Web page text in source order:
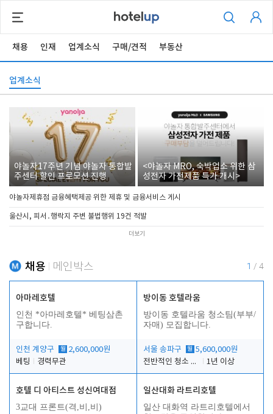
채용 인재 업계소식 구매/견적 부동산
업계소식
야놀자17주년 기념 야놀자 통합발
주센터 할인 프로모션 진행
<야놀자 MRO, 숙박업소 위한 삼
성전자 가전제품 특가 개시>
야놀자제휴점 금융혜택제공 위한 제휴 및 금융서비스 게시
울산시, 피서․행락지 주변 불법행위 19건 적발
더보기
채용 메인박스 1 / 4
아마레호텔
인천 *아마레호텔* 베팅삼촌
구합니다.
인천 계양구 월 2,600,000원
베팅
경력무관
방이동 호텔라움
방이동 호텔라움 청소팀(부부/
자매) 모집합니다.
서울 송파구 월 5,600,000원
전반적인 청소 업무(객실청소.객실정리)
1년 이상
호텔 디 아티스트 성신여대점
3교대 프론트(격,비,비)
일산대화 라트리호텔
일산 대화역 라트리호텔에서